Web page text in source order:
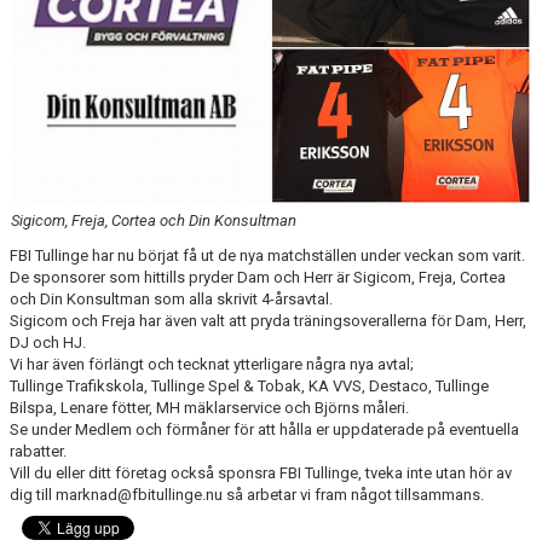
PLAY IT FORWARD
FBI TULLINGE HALL OF FAME
Sigicom, Freja, Cortea och Din Konsultman
FBI Tullinge har nu börjat få ut de nya matchställen under veckan som varit.
De sponsorer som hittills pryder Dam och Herr är Sigicom, Freja, Cortea
och Din Konsultman som alla skrivit 4-årsavtal.
Sigicom och Freja har även valt att pryda träningsoverallerna för Dam, Herr,
DJ och HJ.
Vi har även förlängt och tecknat ytterligare några nya avtal;
Tullinge Trafikskola, Tullinge Spel & Tobak, KA VVS, Destaco, Tullinge
Bilspa, Lenare fötter, MH mäklarservice och Björns måleri.
Se under Medlem och förmåner för att hålla er uppdaterade på eventuella
rabatter.
Vill du eller ditt företag också sponsra FBI Tullinge, tveka inte utan hör av
dig till marknad@fbitullinge.nu så arbetar vi fram något tillsammans.